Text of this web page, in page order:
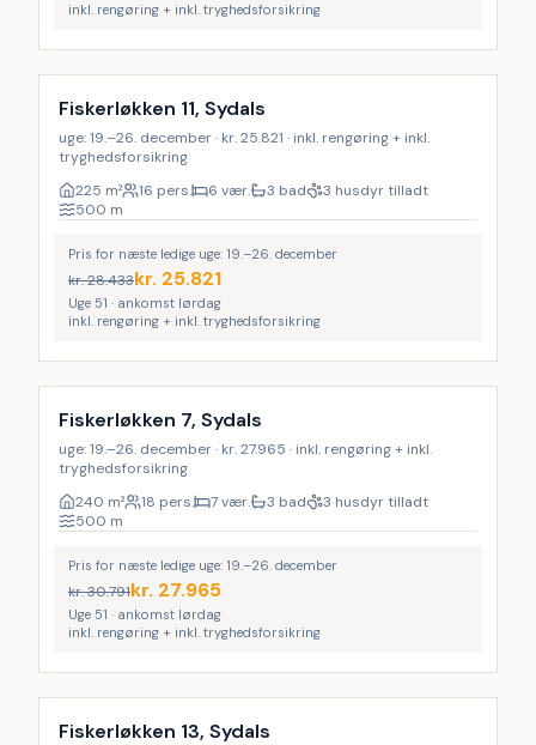
inkl. rengøring + inkl. tryghedsforsikring
Inkl. rengøring
Fiskerløkken 11, Sydals
uge: 19.–26. december · kr. 25.821 · inkl. rengøring + inkl.
tryghedsforsikring
225 m² 16 pers. 6 vær. 3 bad
3 husdyr tilladt
500 m
Pris for næste ledige uge: 19.–26. december
kr.28.433kr. 25.821
Uge 51 · ankomst lørdag
inkl. rengøring + inkl. tryghedsforsikring
Inkl. rengøring
Fiskerløkken 7, Sydals
uge: 19.–26. december · kr. 27.965 · inkl. rengøring + inkl.
tryghedsforsikring
240 m² 18 pers. 7 vær. 3 bad
3 husdyr tilladt
500 m
Pris for næste ledige uge: 19.–26. december
kr.30.791kr. 27.965
Uge 51 · ankomst lørdag
inkl. rengøring + inkl. tryghedsforsikring
Inkl. rengøring
Fiskerløkken 13, Sydals